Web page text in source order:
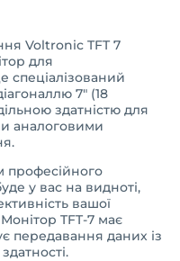
Voltronic TFT 7
для
спеціалізований
7" (18
здатністю для
аналоговими
професійного
у вас на видноті,
вашої
TFT-7 має
передавання даних із